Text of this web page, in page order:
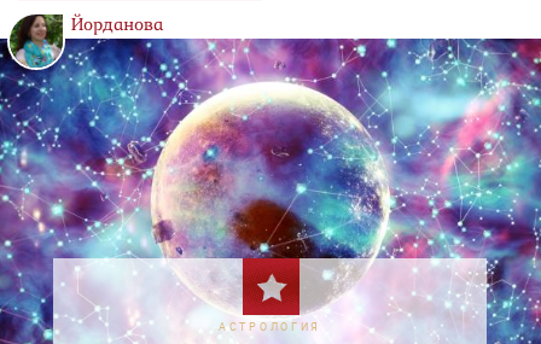
Йорданова
АСТРОЛОГИЯ